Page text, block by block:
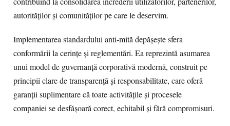
autorităților și comunităților pe care le deservim.
Implementarea standardului anti-mită depășește sfera
conformării la cerințe și reglementări. Ea reprezintă asumarea
unui model de guvernanță corporativă modernă, construit pe
principii clare de transparență și responsabilitate, care oferă
garanții suplimentare că toate activitățile și procesele
companiei se desfășoară corect, echitabil și fără compromisuri.